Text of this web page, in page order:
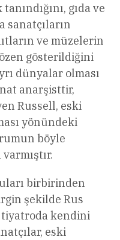
gıda ve
sanatçıların
ve müzelerin
gösterildiğini
dünyalar olması
anarşisttir,
Russell, eski
yönündeki
böyle
birbirinden
şekilde Rus
tiyatroda kendini
eski